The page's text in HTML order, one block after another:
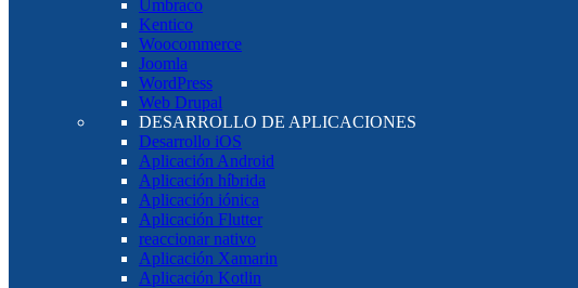
Umbraco
Kentico
Woocommerce
Joomla
WordPress
Web Drupal
DESARROLLO DE APLICACIONES
Desarrollo iOS
Aplicación Android
Aplicación híbrida
Aplicación iónica
Aplicación Flutter
reaccionar nativo
Aplicación Xamarin
Aplicación Kotlin